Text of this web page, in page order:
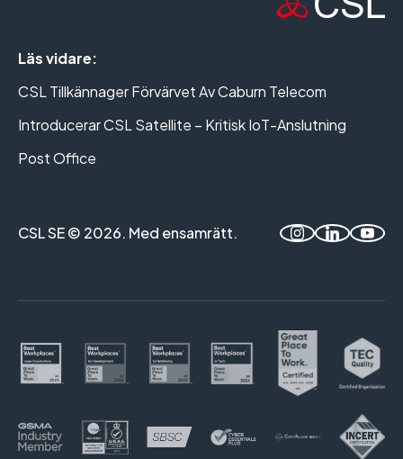
Läs vidare:
CSL Tillkännager Förvärvet Av Caburn Telecom
Introducerar CSL Satellite – Kritisk IoT-Anslutning
Post Office
CSL SE © 2026. Med ensamrätt.